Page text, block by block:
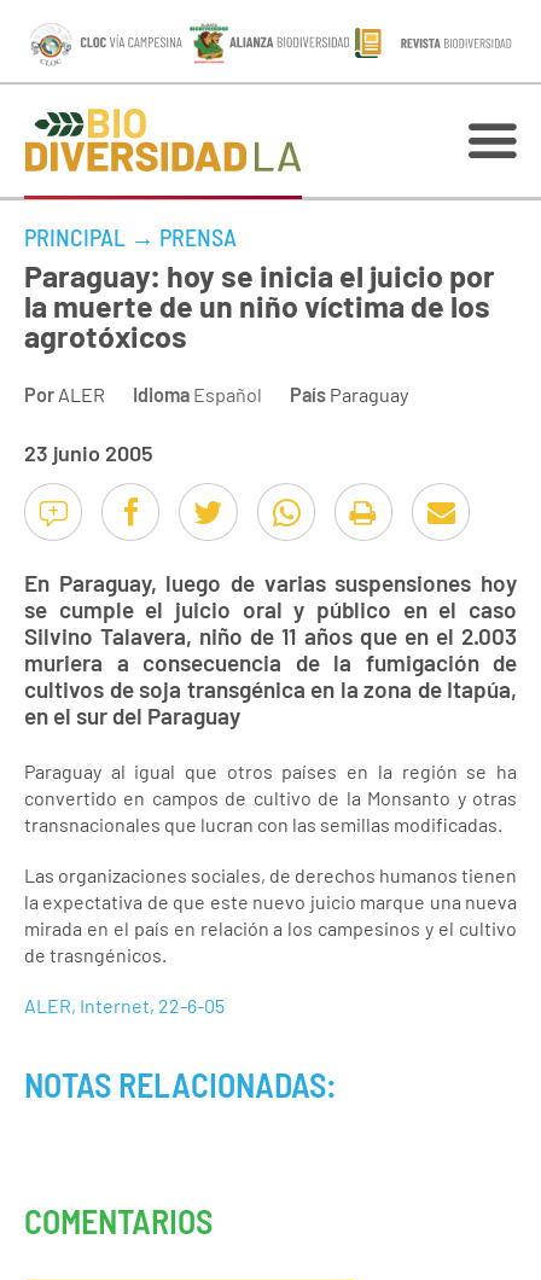
PRINCIPAL → PRENSA
Paraguay: hoy se inicia el juicio por
la muerte de un niño víctima de los
agrotóxicos
Por ALER Idioma Español País Paraguay
23 junio 2005
En Paraguay, luego de varias suspensiones hoy
se cumple el juicio oral y público en el caso
Silvino Talavera, niño de 11 años que en el 2.003
muriera a consecuencia de la fumigación de
cultivos de soja transgénica en la zona de Itapúa,
en el sur del Paraguay
Paraguay al igual que otros países en la región se ha
convertido en campos de cultivo de la Monsanto y otras
transnacionales que lucran con las semillas modificadas.
Las organizaciones sociales, de derechos humanos tienen
la expectativa de que este nuevo juicio marque una nueva
mirada en el país en relación a los campesinos y el cultivo
de trasngénicos.
ALER, Internet, 22-6-05
NOTAS RELACIONADAS:
COMENTARIOS